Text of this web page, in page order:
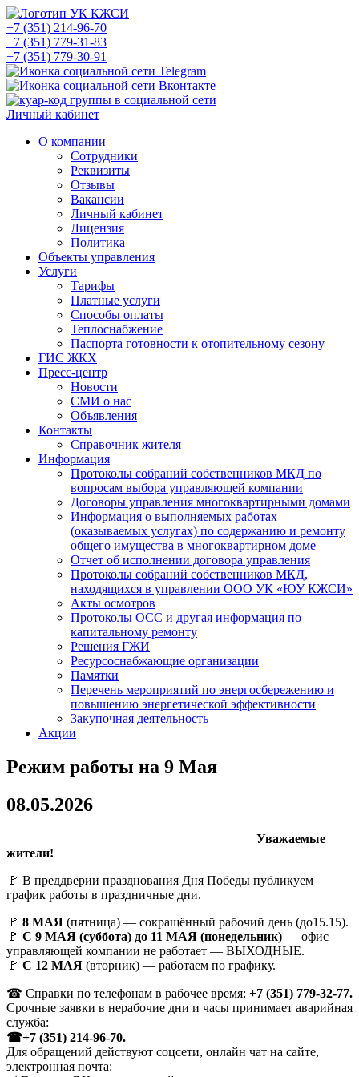
+7 (351) 214-96-70
+7 (351) 779-31-83
+7 (351) 779-30-91
Личный кабинет
О компании
Сотрудники
Реквизиты
Отзывы
Вакансии
Личный кабинет
Лицензия
Политика
Объекты управления
Услуги
Тарифы
Платные услуги
Способы оплаты
Теплоснабжение
Паспорта готовности к отопительному сезону
ГИС ЖКХ
Пресс-центр
Новости
СМИ о нас
Объявления
Контакты
Справочник жителя
Информация
Протоколы собраний собственников МКД по
вопросам выбора управляющей компании
Договоры управления многоквартирными домами
Информация о выполняемых работах
(оказываемых услугах) по содержанию и ремонту
общего имущества в многоквартирном доме
Отчет об исполнении договора управления
Протоколы собраний собственников МКД,
находящихся в управлении ООО УК «ЮУ КЖСИ»
Акты осмотров
Протоколы ОСС и другая информация по
капитальному ремонту
Решения ГЖИ
Ресурсоснабжающие организации
Памятки
Перечень мероприятий по энергосбережению и
повышению энергетической эффективности
Закупочная деятельность
Акции
Режим работы на 9 Мая
08.05.2026
Уважаемые
жители!
🚩 В преддверии празднования Дня Победы публикуем
график работы в праздничные дни.
🚩 8 МАЯ (пятница) — сокращённый рабочий день (до15.15).
🚩 С 9 МАЯ (суббота) до 11 МАЯ (понедельник) — офис
управляющей компании не работает — ВЫХОДНЫЕ.
🚩 С 12 МАЯ (вторник) — работаем по графику.
☎ Справки по телефонам в рабочее время: +7 (351) 779-32-77.
Срочные заявки в нерабочие дни и часы принимает аварийная
служба:
☎+7 (351) 214-96-70.
Для обращений действуют соцсети, онлайн чат на сайте,
электронная почта: